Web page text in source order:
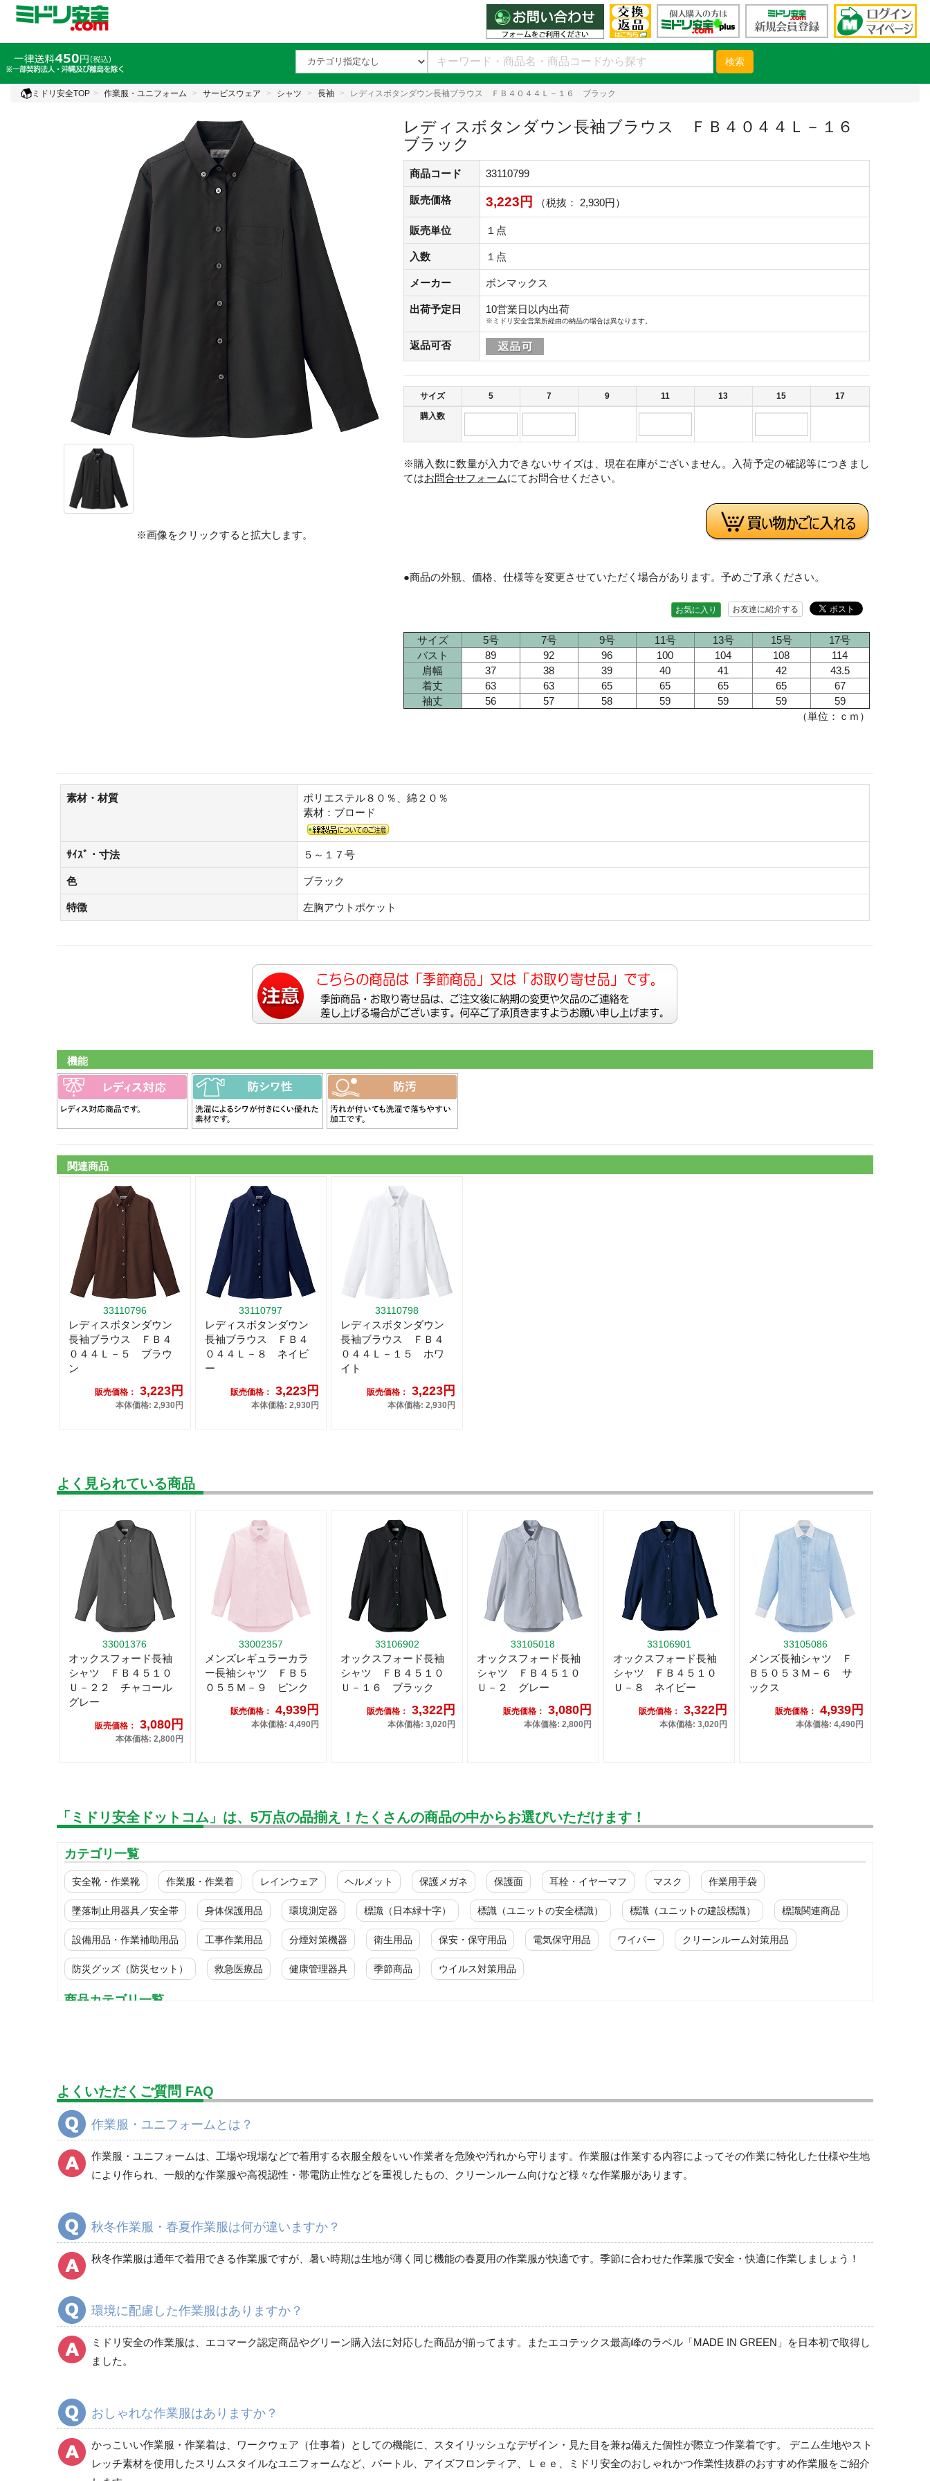
検索
ミドリ安全TOP 作業服・ユニフォーム サービスウェア シャツ 長袖 レディスボタンダウン長袖ブラウス ＦＢ４０４４Ｌ－１６ ブラック
※画像をクリックすると拡大します。
レディスボタンダウン長袖ブラウス ＦＢ４０４４Ｌ－１６
ブラック
商品コード 33110799
販売価格 3,223円 （税抜： 2,930円）
販売単位 １点
入数 １点
メーカー ボンマックス
出荷予定日 10営業日以内出荷
※ミドリ安全営業所経由の納品の場合は異なります。
返品可否
サイズ 5 7 9 11 13 15 17
購入数
※購入数に数量が入力できないサイズは、現在在庫がございません。入荷予定の確認等につきまし
てはお問合せフォームにてお問合せください。
●商品の外観、価格、仕様等を変更させていただく場合があります。予めご了承ください。
お友達に紹介する
お気に入り
サイズ 5号 7号 9号 11号 13号 15号
17号
バスト
89 92 96 100 104 108
114
肩幅
37 38 39 40 41 42
43.5
着丈
63 63 65 65 65 65
67
袖丈
56 57 58 59 59 59
59
（単位：ｃｍ）
素材・材質
ポリエステル８０％、綿２０％
素材：ブロード
ｻｲｽﾞ・寸法 ５～１７号
色 ブラック
特徴 左胸アウトポケット
機能
関連商品
33110796
レディスボタンダウン
長袖ブラウス ＦＢ４
０４４Ｌ－５ ブラウ
ン
販売価格： 3,223円
本体価格: 2,930円
33110797
レディスボタンダウン
長袖ブラウス ＦＢ４
０４４Ｌ－８ ネイビ
ー
販売価格： 3,223円
本体価格: 2,930円
33110798
レディスボタンダウン
長袖ブラウス ＦＢ４
０４４Ｌ－１５ ホワ
イト
販売価格： 3,223円
本体価格: 2,930円
よく見られている商品
33001376
オックスフォード長袖
シャツ ＦＢ４５１０
Ｕ－２２ チャコール
グレー
販売価格： 3,080円
本体価格: 2,800円
33002357
メンズレギュラーカラ
ー長袖シャツ ＦＢ５
０５５Ｍ－９ ピンク
販売価格： 4,939円
本体価格: 4,490円
33106902
オックスフォード長袖
シャツ ＦＢ４５１０
Ｕ－１６ ブラック
販売価格： 3,322円
本体価格: 3,020円
33105018
オックスフォード長袖
シャツ ＦＢ４５１０
Ｕ－２ グレー
販売価格： 3,080円
本体価格: 2,800円
33106901
オックスフォード長袖
シャツ ＦＢ４５１０
Ｕ－８ ネイビー
販売価格： 3,322円
本体価格: 3,020円
33105086
メンズ長袖シャツ Ｆ
Ｂ５０５３Ｍ－６ サ
ックス
販売価格： 4,939円
本体価格: 4,490円
「ミドリ安全ドットコム」は、5万点の品揃え！たくさんの商品の中からお選びいただけます！
カテゴリ一覧
安全靴・作業靴 作業服・作業着 レインウェア ヘルメット 保護メガネ 保護面 耳栓・イヤーマフ マスク 作業用手袋
墜落制止用器具／安全帯 身体保護用品 環境測定器 標識（日本緑十字） 標識（ユニットの安全標識） 標識（ユニットの建設標識） 標識関連商品
設備用品・作業補助用品 工事作業用品 分煙対策機器 衛生用品 保安・保守用品 電気保守用品 ワイパー クリーンルーム対策用品
防災グッズ（防災セット） 救急医療品 健康管理器具 季節商品 ウイルス対策用品
商品カテゴリ一覧
春夏半袖
食品産業用半袖
クリーンウェア
通年
カーゴパンツ
ジャンパー
秋冬長袖
春夏半袖
よくいただくご質問 FAQ
作業服・ユニフォームとは？
作業服・ユニフォームは、工場や現場などで着用する衣服全般をいい作業者を危険や汚れから守ります。作業服は作業する内容によってその作業に特化した仕様や生地
により作られ、一般的な作業服や高視認性・帯電防止性などを重視したもの、クリーンルーム向けなど様々な作業服があります。
秋冬作業服・春夏作業服は何が違いますか？
秋冬作業服は通年で着用できる作業服ですが、暑い時期は生地が薄く同じ機能の春夏用の作業服が快適です。季節に合わせた作業服で安全・快適に作業しましょう！
環境に配慮した作業服はありますか？
ミドリ安全の作業服は、エコマーク認定商品やグリーン購入法に対応した商品が揃ってます。またエコテックス最高峰のラベル「MADE IN GREEN」を日本初で取得し
ました。
おしゃれな作業服はありますか？
かっこいい作業服・作業着は、ワークウェア（仕事着）としての機能に、スタイリッシュなデザイン・見た目を兼ね備えた個性が際立つ作業着です。 デニム生地やスト
レッチ素材を使用したスリムスタイルなユニフォームなど、バートル、アイズフロンティア、Ｌｅｅ、ミドリ安全のおしゃれかつ作業性抜群のおすすめ作業服をご紹介